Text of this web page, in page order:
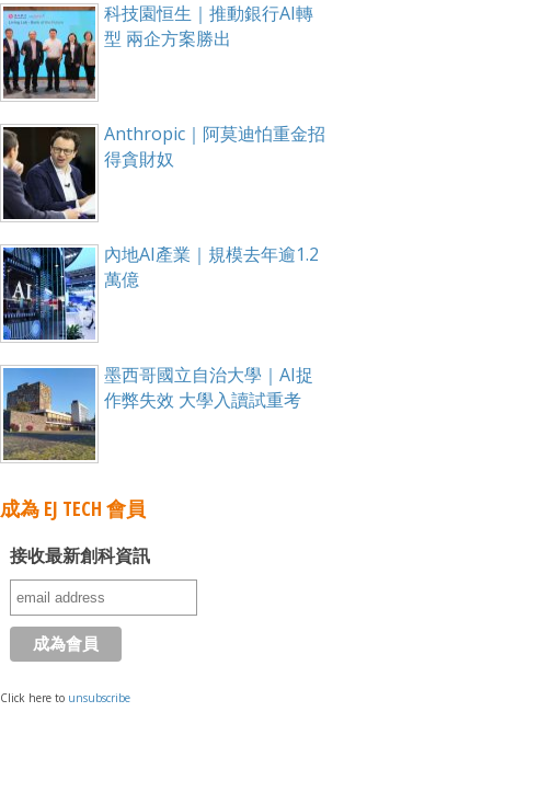
科技園恒生｜推動銀行AI轉
型 兩企方案勝出
Anthropic｜阿莫迪怕重金招
得貪財奴
內地AI產業｜規模去年逾1.2
萬億
墨西哥國立自治大學｜AI捉
作弊失效 大學入讀試重考
成為 EJ TECH 會員
接收最新創科資訊
Click here to unsubscribe